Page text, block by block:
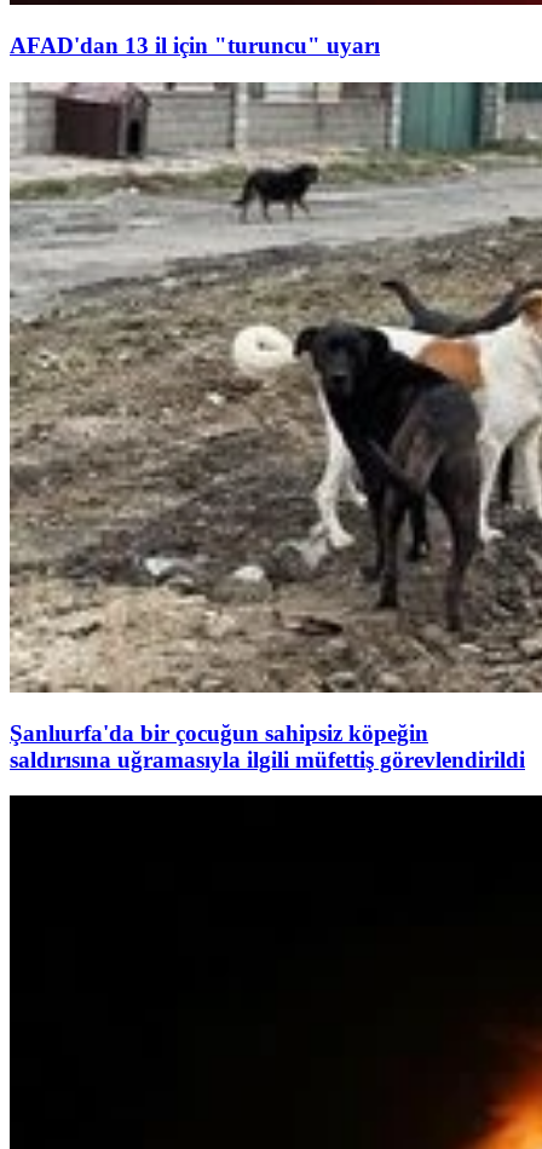
AFAD'dan 13 il için "turuncu" uyarı
Şanlıurfa'da bir çocuğun sahipsiz köpeğin
saldırısına uğramasıyla ilgili müfettiş görevlendirildi